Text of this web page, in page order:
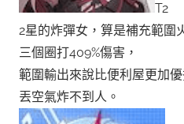
T2
2星的炸彈女，算是補充範圍
三個圈打409%傷害，
範圍輸出來說比便利屋更加
丟空氣炸不到人。